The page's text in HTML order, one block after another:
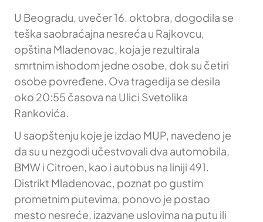
U Beogradu, uvečer 16. oktobra, dogodila se
teška saobraćajna nesreća u Rajkovcu,
opština Mladenovac, koja je rezultirala
smrtnim ishodom jedne osobe, dok su četiri
osobe povređene. Ova tragedija se desila
oko 20:55 časova na Ulici Svetolika
Rankovića.
U saopštenju koje je izdao MUP, navedeno je
da su u nezgodi učestvovali dva automobila,
BMW i Citroen, kao i autobus na liniji 491.
Distrikt Mladenovac, poznat po gustim
prometnim putevima, ponovo je postao
mesto nesreće, izazvane uslovima na putu ili